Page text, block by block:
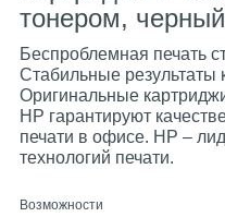
тонером,
Беспроблемная печать
Стабильные результаты
Оригинальные
HP гарантируют
печати в офисе. HP –
технологий печати.
Возможности